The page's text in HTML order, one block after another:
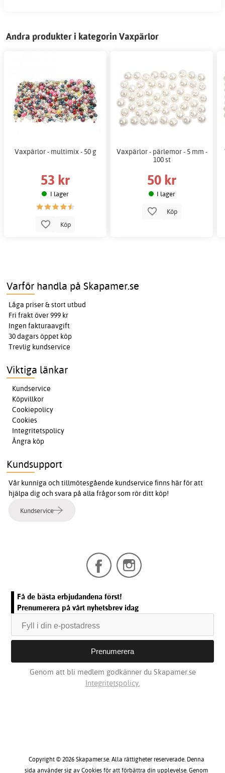
Andra produkter i kategorin Vaxpärlor
Vaxpärlor - multimix - 50 g
53 kr
I lager
Köp
Vaxpärlor - pärlemor - 5 mm -
100 st
50 kr
I lager
Köp
Varför handla på Skapamer.se
Låga priser & stort utbud
Fri frakt över 999 kr
Ingen fakturaavgift
30 dagars öppet köp
Trevlig kundservice
Viktiga länkar
Kundservice
Köpvillkor
Cookiepolicy
Cookies
Integritetspolicy
Ångra köp
Kundsupport
Vår kunniga och tillmötesgående kundservice finns här för att
hjälpa dig och svara på alla frågor som rör ditt köp!
Kundservice
Få de bästa erbjudandena först!
Prenumerera på vårt nyhetsbrev idag
Genom att bli medlem godkänner du Skapamer.se
Integritetspolicy.
Copyright © 2026 Skapamer.se. Alla rättigheter reserverade. Denna
sida använder sig av Cookies för att förbättra din upplevelse. Genom